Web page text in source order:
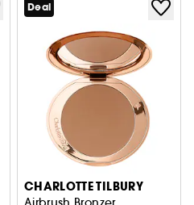
Deal
CHARLOTTE TILBURY